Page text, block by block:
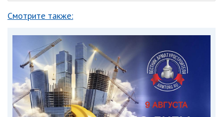
Смотрите также: